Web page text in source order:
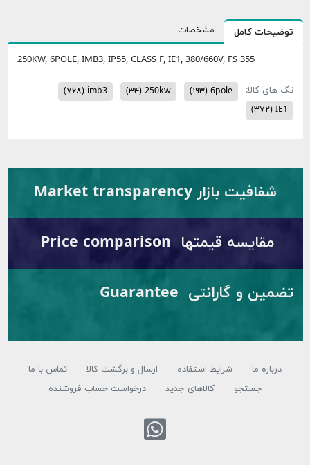
کامل مشخصات
250KW, 6POLE, IMB3, IP55, CLASS F, IE1, 380/660V, FS 355
های کالا: 6pole (۱۹۳) 250kw (۳۴) imb3 (۷۶۸)
(۳۷۲)
شفافیت بازار Market transparency
مقایسه قیمتها Price comparison
تضمین و گارانتی Guarantee
درباره ما شرایط استفاده ارسال و برگشت کالا
تماس با ما
جستجو
کالاهای جدید درخواست حساب فروشنده
تماس با واتس